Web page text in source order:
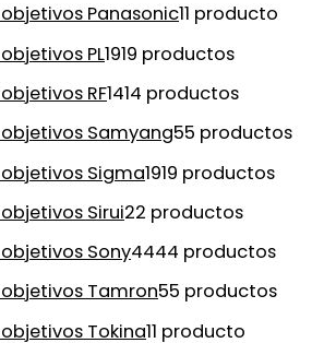
Panasonic11 producto
PL1919 productos
RF1414 productos
Samyang55 productos
Sigma1919 productos
Sirui22 productos
Sony4444 productos
Tamron55 productos
Tokina11 producto